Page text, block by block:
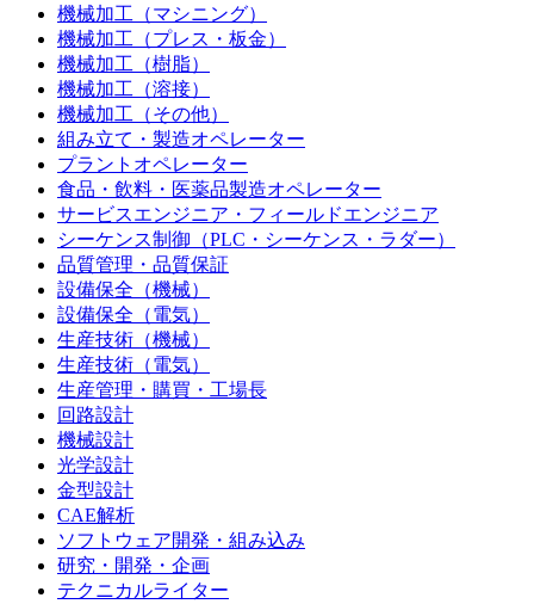
機械加工（マシニング）
機械加工（プレス・板金）
機械加工（樹脂）
機械加工（溶接）
機械加工（その他）
組み立て・製造オペレーター
プラントオペレーター
食品・飲料・医薬品製造オペレーター
サービスエンジニア・フィールドエンジニア
シーケンス制御（PLC・シーケンス・ラダー）
品質管理・品質保証
設備保全（機械）
設備保全（電気）
生産技術（機械）
生産技術（電気）
生産管理・購買・工場長
回路設計
機械設計
光学設計
金型設計
CAE解析
ソフトウェア開発・組み込み
研究・開発・企画
テクニカルライター